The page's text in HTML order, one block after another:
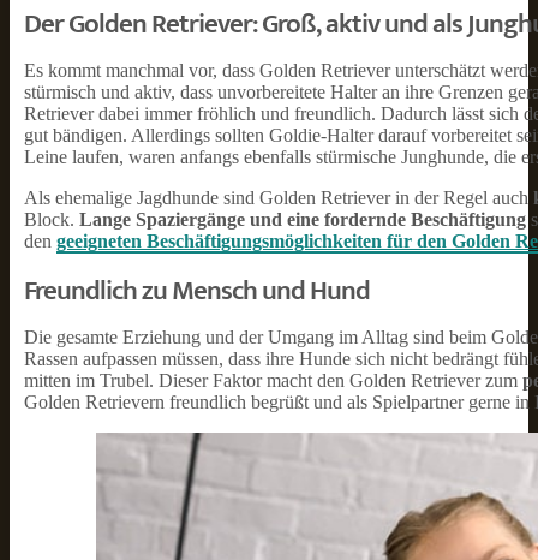
Der Golden Retriever: Groß, aktiv und als
Es kommt manchmal vor, dass Golden Retriever unterschätzt
stürmisch und aktiv, dass unvorbereitete Halter an ihre Grenzen
Retriever dabei immer fröhlich und freundlich. Dadurch lässt sich
gut bändigen. Allerdings sollten Goldie-Halter darauf vorbereitet
Leine laufen, waren anfangs ebenfalls stürmische Junghunde, die
Als ehemalige Jagdhunde sind Golden Retriever in der Regel auch
Block. Lange Spaziergänge und eine fordernde Beschäftigung
den geeigneten Beschäftigungsmöglichkeiten für den Golden
Freundlich zu Mensch und Hund
Die gesamte Erziehung und der Umgang im Alltag sind beim
Rassen aufpassen müssen, dass ihre Hunde sich nicht bedrängt
mitten im Trubel. Dieser Faktor macht den Golden Retriever zum
Golden Retrievern freundlich begrüßt und als Spielpartner gerne in